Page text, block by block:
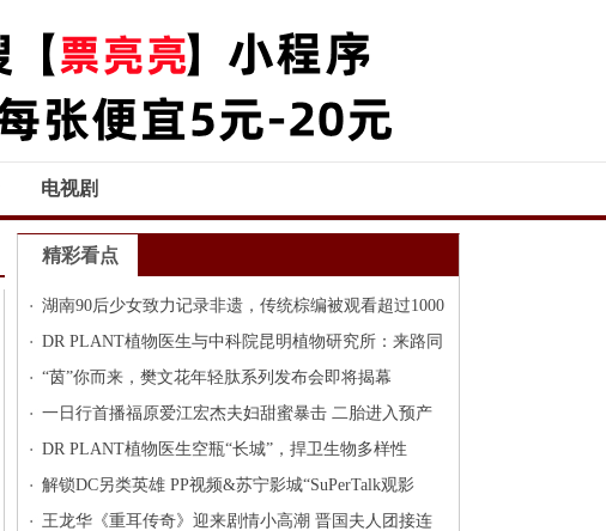
电视剧
精彩看点
湖南90后少女致力记录非遗，传统棕编被观看超过1000
万次
DR PLANT植物医生与中科院昆明植物研究所：来路同
行，共
“茵”你而来，樊文花年轻肽系列发布会即将揭幕
一日行首播福原爱江宏杰夫妇甜蜜暴击 二胎进入预产
期
DR PLANT植物医生空瓶“长城”，捍卫生物多样性
解锁DC另类英雄 PP视频&苏宁影城“SuPerTalk观影
团”之
王龙华《重耳传奇》迎来剧情小高潮 晋国夫人团接连